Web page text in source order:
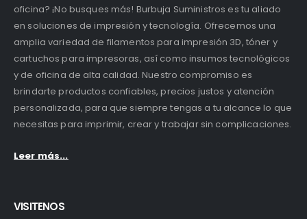
oficina? ¡No busques más! Burbuja Suministros es tu aliado
en soluciones de impresión y tecnología. Ofrecemos una
amplia variedad de filamentos para impresión 3D, tóner y
cartuchos para impresoras, así como insumos tecnológicos
y de oficina de alta calidad. Nuestro compromiso es
brindarte productos confiables, precios justos y atención
personalizada, para que siempre tengas a tu alcance lo que
necesitas para imprimir, crear y trabajar sin complicaciones.
Leer más...
VISITENOS